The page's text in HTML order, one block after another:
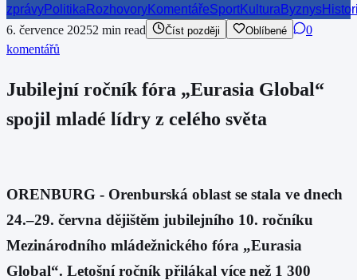
zprávyPolitika RozhovoryKomentářeSportKultura Byznys
6. července 20252 min read Číst později Oblíbené
0
komentářů
Jubilejní ročník fóra „Eurasia Global“
spojil mladé lídry z celého světa
ORENBURG - Orenburská oblast se stala ve dnech
24.–29. června dějištěm jubilejního 10. ročníku
Mezinárodního mládežnického fóra „Eurasia
Global“. Letošní ročník přilákal více než 1 300